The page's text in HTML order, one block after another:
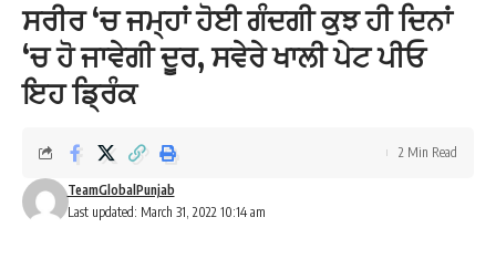
ਸਰੀਰ ‘ਚ ਜਮ੍ਹਾਂ ਹੋਈ ਗੰਦਗੀ ਕੁਝ ਹੀ ਦਿਨਾਂ
‘ਚ ਹੋ ਜਾਵੇਗੀ ਦੂਰ, ਸਵੇਰੇ ਖਾਲੀ ਪੇਟ ਪੀਓ
ਇਹ ਡ੍ਰਿੰਕ
Last updated: March 31, 2022 10:14 am
TeamGlobalPunjab
2 Min Read